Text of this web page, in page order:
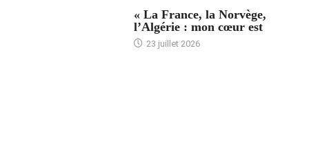
« La France, la Norvège,
l’Algérie : mon cœur est
23 juillet 2026